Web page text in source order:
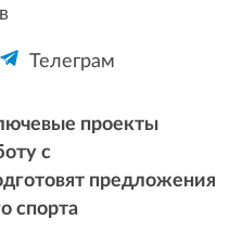
Телеграм
проекты
с
предложения
спорта